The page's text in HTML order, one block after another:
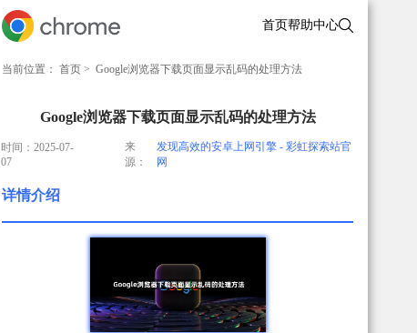
首页帮助中心
当前位置： 首页 > Google浏览器下载页面显示乱码的处理方法
Google浏览器下载页面显示乱码的处理方法
时间：2025-07-
07
来
源：
发现高效的安卓上网引擎 - 彩虹探索站官
网
详情介绍